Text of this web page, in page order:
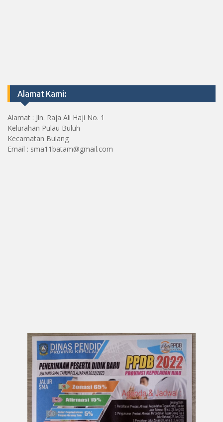
Alamat Kami:
Alamat : Jln. Raja Ali Haji No. 1
Kelurahan Pulau Buluh
Kecamatan Bulang
Email : sma11batam@gmail.com